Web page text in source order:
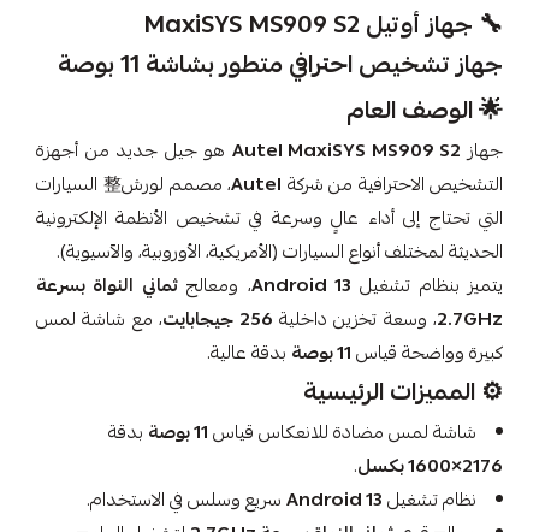
🔧 جهاز أوتيل MaxiSYS MS909 S2
جهاز تشخيص احترافي متطور بشاشة 11 بوصة
🌟 الوصف العام
جهاز Autel MaxiSYS MS909 S2 هو جيل جديد من أجهزة
التشخيص الاحترافية من شركة Autel
، مصمم لورش整 السيارات
التي تحتاج إلى أداء عالٍ وسرعة في تشخيص الأنظمة الإلكترونية
الحديثة لمختلف أنواع السيارات (الأمريكية، الأوروبية، والآسيوية).
يتميز بنظام تشغيل Android 13، ومعالجثماني النواة بسرعة
2.7GHz، وسعة تخزين داخلية 256 جيجابايت
، مع شاشة لمس
كبيرة وواضحة قياس11 بوصة بدقة عالية.
⚙️ المميزات الرئيسية
شاشة لمس مضادة للانعكاس قياس11 بوصة
بدقة
2176×1600 بكسل
.
نظام تشغيلAndroid 13سريع وسلس في الاستخدام.